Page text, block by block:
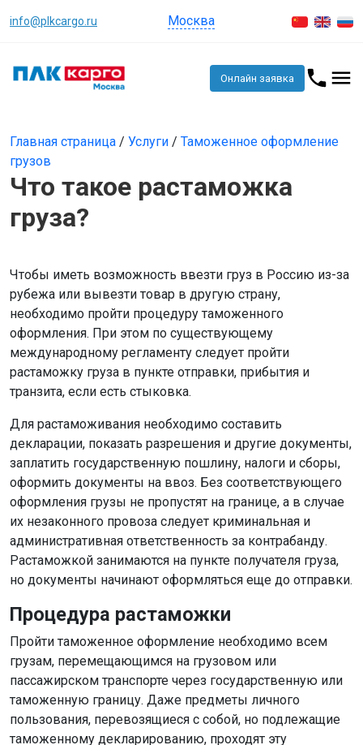
info@plkcargo.ru Москва
Онлайн заявка
Главная страница / Услуги / Таможенное оформление
грузов
Что такое растаможка
груза?
Чтобы иметь возможность ввезти груз в Россию из-за
рубежа или вывезти товар в другую страну,
необходимо пройти процедуру таможенного
оформления. При этом по существующему
международному регламенту следует пройти
растаможку груза в пункте отправки, прибытия и
транзита, если есть стыковка.
Для растаможивания необходимо составить
декларации, показать разрешения и другие документы,
заплатить государственную пошлину, налоги и сборы,
оформить документы на ввоз. Без соответствующего
оформления грузы не пропустят на границе, а в случае
их незаконного провоза следует криминальная и
административная ответственность за контрабанду.
Растаможкой занимаются на пункте получателя груза,
но документы начинают оформляться еще до отправки.
Процедура растаможки
Пройти таможенное оформление необходимо всем
грузам, перемещающимся на грузовом или
пассажирском транспорте через государственную или
таможенную границу. Даже предметы личного
пользования, перевозящиеся с собой, но подлежащие
таможенному декларированию, проходят эту